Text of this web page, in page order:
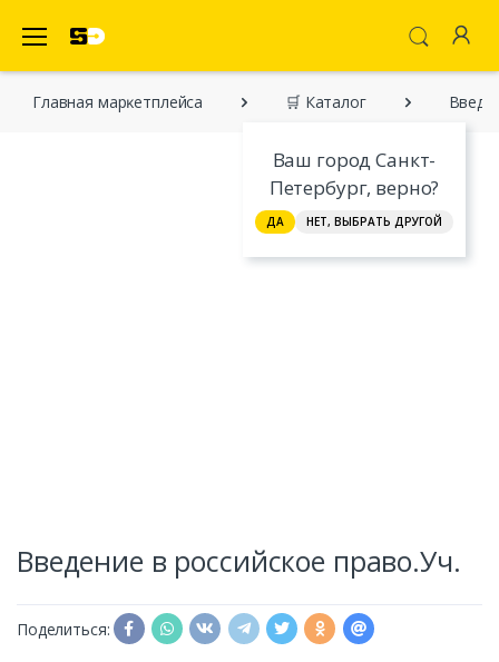
Ваш город Санкт-
Петербург, верно?
ДА НЕТ, ВЫБРАТЬ ДРУГОЙ
Главная марĸетплейса 🛒 Каталог
Введение в российское право.Уч.
Поделиться: